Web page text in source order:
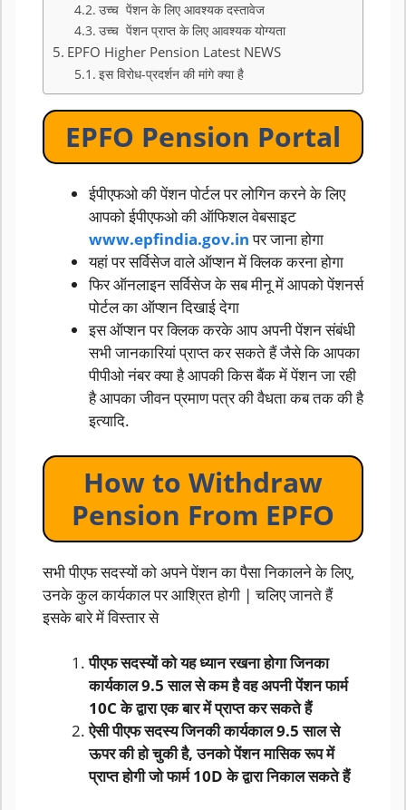
उच्च पेंशन के लिए आवश्यक दस्तावेज
उच्च पेंशन प्राप्त के लिए आवश्यक योग्यता
EPFO Higher Pension Latest NEWS
इस विरोध-प्रदर्शन की मांगे क्या है
EPFO Pension Portal
ईपीएफओ की पेंशन पोर्टल पर लोगिन करने के लिए
आपको ईपीएफओ की ऑफिशल वेबसाइट
www.epfindia.gov.in पर जाना होगा
यहां पर सर्विसेज वाले ऑप्शन में क्लिक करना होगा
फिर ऑनलाइन सर्विसेज के सब मीनू में आपको पेंशनर्स
पोर्टल का ऑप्शन दिखाई देगा
इस ऑप्शन पर क्लिक करके आप अपनी पेंशन संबंधी
सभी जानकारियां प्राप्त कर सकते हैं जैसे कि आपका
पीपीओ नंबर क्या है आपकी किस बैंक में पेंशन जा रही
है आपका जीवन प्रमाण पत्र की वैधता कब तक की है
इत्यादि.
How to Withdraw
Pension From EPFO
सभी पीएफ सदस्यों को अपने पेंशन का पैसा निकालने के लिए,
उनके कुल कार्यकाल पर आश्रित होगी | चलिए जानते हैं
इसके बारे में विस्तार से
पीएफ सदस्यों को यह ध्यान रखना होगा जिनका
कार्यकाल 9.5 साल से कम है वह अपनी पेंशन फार्म
10C के द्वारा एक बार में प्राप्त कर सकते हैं
ऐसी पीएफ सदस्य जिनकी कार्यकाल 9.5 साल से
ऊपर की हो चुकी है, उनको पेंशन मासिक रूप में
प्राप्त होगी जो फार्म 10D के द्वारा निकाल सकते हैं